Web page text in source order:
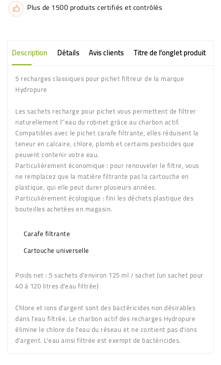
Plus de 1500 produits certifiés et contrôlés
Description Détails Avis clients Titre de l'onglet produit
5 recharges classiques pour pichet filtreur de la marque
Hydropure
Les sachets recharge pour pichet vous permettent de filtrer
naturellement l'’eau du robinet grâce au charbon actif.
Compatibles avec le pichet carafe filtrante, elles réduisent la
teneur en calcaire, chlore, plomb et certains pesticides que
peuvent contenir votre eau.
Particulièrement économique : pour renouveler le filtre, vous
ne remplacez que la matière filtrante pas la cartouche en
plastique, qui elle peut durer plusieurs années.
Particulièrement écologique : fini les déchets plastique des
bouteilles achetées en magasin.
Carafe filtrante
Cartouche universelle
Poids net : 5 sachets d'environ 125 ml / sachet (un sachet pour
40 à 120 litres d'eau filtrée)
Chlore et ions d'argent sont des bactéricides non désirables
dans l'eau filtrée. Le charbon actif des recharges Hydropure
élimine le chlore de l'eau du réseau et ne contient pas d'ions
d'argent. L'eau ainsi filtrée est exempt de bactéricides.